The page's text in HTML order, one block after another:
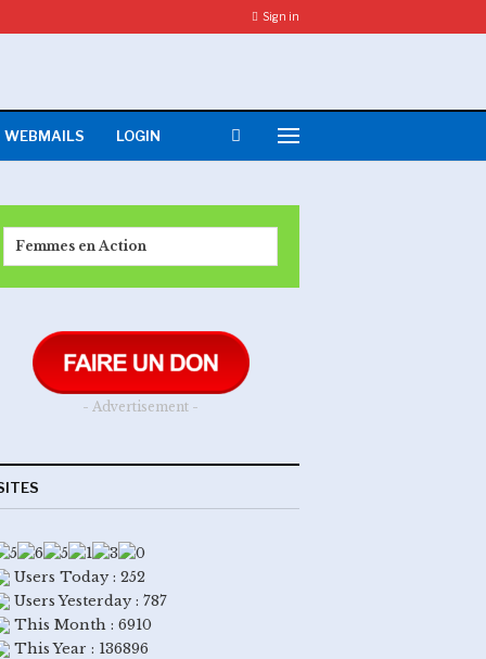
Sign in
WEBMAILS LOGIN
Femmes en Action
- Advertisement -
Users Today : 252
Users Yesterday : 787
This Month : 6910
This Year : 136896